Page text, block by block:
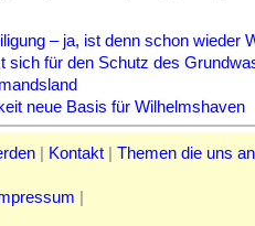
– ja, ist denn schon wieder
sich für den Schutz des
neue Basis für Wilhelmshaven
| Kontakt | Themen die uns
|